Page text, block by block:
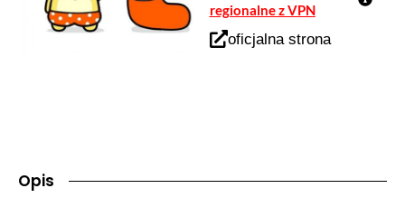
regionalne z VPN
oficjalna strona
Opis